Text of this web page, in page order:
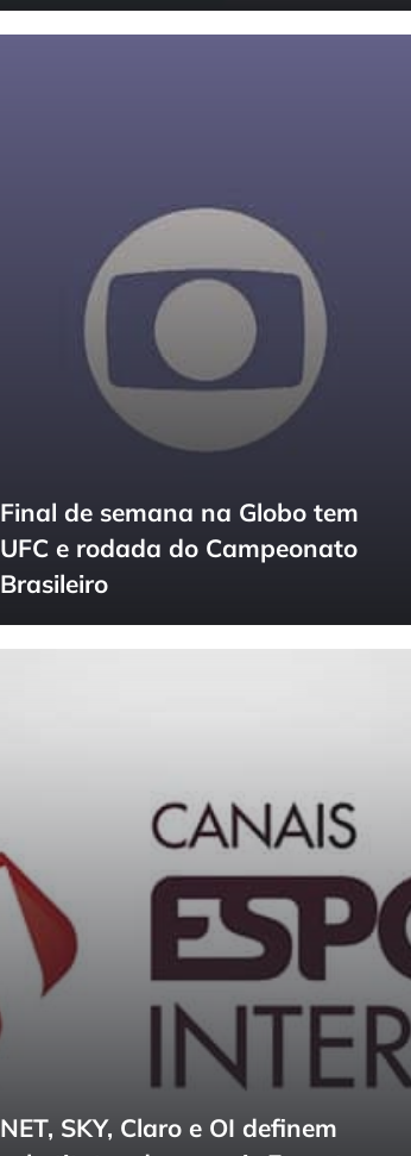
Final de semana na Globo tem
UFC e rodada do Campeonato
Brasileiro
NET, SKY, Claro e OI definem